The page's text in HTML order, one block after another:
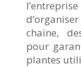
chaine,
pour
plantes